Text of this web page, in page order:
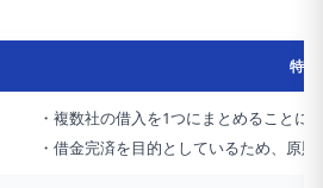
特徴
・複数社の借入を1つにまとめることに
・借金完済を目的としているため、原